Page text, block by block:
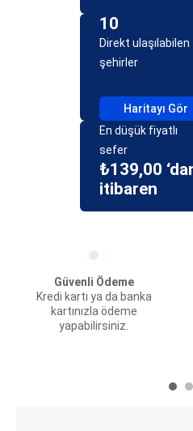
10
Direkt ulaşılabilen
şehirler
Haritayı Gör
En düşük fiyatlı
sefer
₺139,00
itibaren
Güvenli Ödeme
Kredi kartı ya da banka
kartınızla ödeme
yapabilirsiniz.